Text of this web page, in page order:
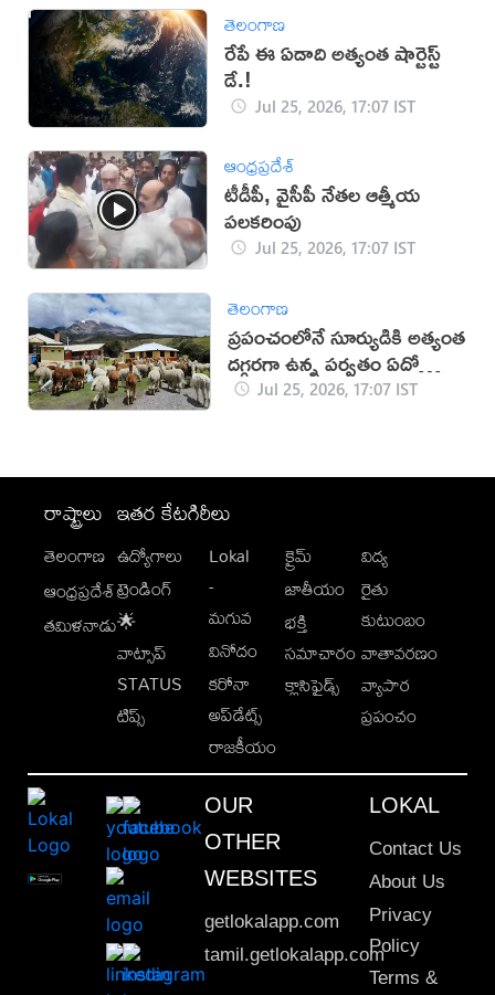
తెలంగాణ
రేపే ఈ ఏడాది అత్యంత షార్టెస్ట్
డే.!
Jul 25, 2026, 17:07 IST
ఆంధ్రప్రదేశ్
టీడీపీ, వైసీపీ నేతల ఆత్మీయ
పలకరింపు
Jul 25, 2026, 17:07 IST
తెలంగాణ
ప్రపంచంలోనే సూర్యుడికి అత్యంత
దగ్గరగా ఉన్న పర్వతం ఏదో
తెలుసా?
Jul 25, 2026, 17:07 IST
రాష్ట్రాలు
తెలంగాణ
ఆంధ్రప్రదేశ్
తమిళనాడు
ఇతర కేటగిరీలు
ఉద్యోగాలు
ట్రెండింగ్
🌟
వాట్సాప్
STATUS
టిప్స్
Lokal
-
మగువ
వినోదం
కరోనా
అప్‌డేట్స్
రాజకీయం
క్రైమ్
జాతీయం
భక్తి
సమాచారం
క్లాసిఫైడ్స్
విద్య
రైతు
కుటుంబం
వాతావరణం
వ్యాపార
ప్రపంచం
OUR
OTHER
WEBSITES
getlokalapp.com
tamil.getlokalapp.com
LOKAL
Contact Us
About Us
Privacy
Policy
Terms &